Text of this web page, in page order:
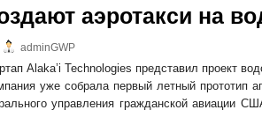
аэротакси на
adminGWP
Alaka’i Technologies представил проект
уже собрала первый летный прототип
управления гражданской авиации